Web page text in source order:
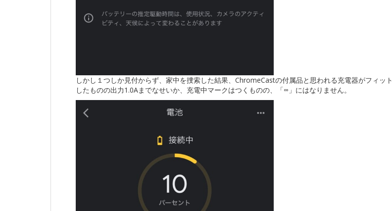
しかし１つしか見付からず、家中を捜索した結果、ChromeCastの付属品と思われる充電器がフィット
したものの出力1.0Aまでなせいか、充電中マークはつくものの、「∞」にはなりません。